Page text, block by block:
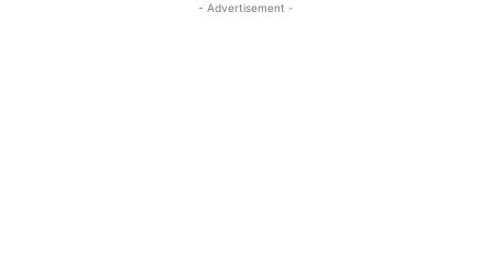
- Advertisement -